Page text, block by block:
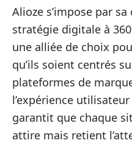
Alioze s’impose par
stratégie digitale à
une alliée de choix
qu’ils soient centrés
plateformes de
l’expérience
garantit que chaque
attire mais retient